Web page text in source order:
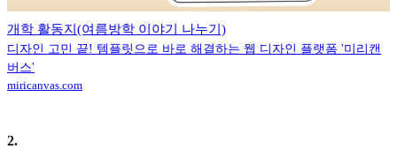
개학 활동지(여름방학 이야기 나누기)
디자인 고민 끝! 템플릿으로 바로 해결하는 웹 디자인 플랫폼 '미리캔
버스'
miricanvas.com
2.